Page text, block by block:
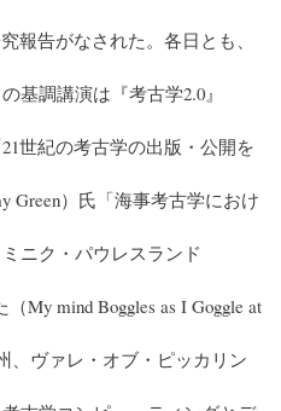
報告がなされた。各日とも、
基調講演は『考古学2.0』
世紀の考古学の出版・公開を
Green）氏「海事考古学におけ
ニク・パウレスランド
My mind Boggles as I Goggle at
、ヴァレ・オブ・ピッカリン